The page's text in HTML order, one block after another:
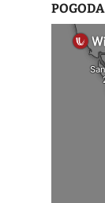
POGODA